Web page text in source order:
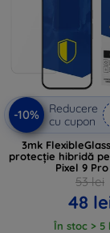
-10%
Reducere
cu cupon
3mk
protecție hibridă
Pixel 9
53 lei
48
În stoc > 5